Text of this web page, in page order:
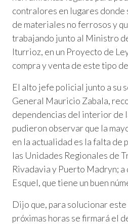
contralores en lugares
de materiales no ferrosos y
trabajando junto al Ministro
Iturrioz, en un Proyecto de
compra y venta de este tipo
El alto jefe policial junto a su
General Mauricio Zabala,
dependencias del interior de
pudieron observar que la
en la actualidad es la falta de
las Unidades Regionales de
Rivadavia y Puerto Madryn;
Esquel, que tiene un buen
Dijo que, para solucionar
próximas horas se firmará el